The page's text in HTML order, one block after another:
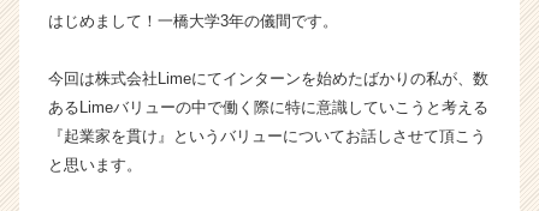
ス
ウ
ト
届
はじめまして！一橋大学3年の儀間です。
今回は株式会社Limeにてインターンを始めたばかりの私が、数
あるLimeバリューの中で働く際に特に意識していこうと考える
『起業家を貫け』というバリューについてお話しさせて頂こう
と思います。